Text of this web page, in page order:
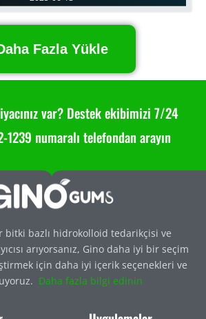
Fazla Yükle
var? Destek ekibimizi 7/24
1239 numaralı telefondan arayın
bitki bazlı hidrokolloid tedarikçisi ve
arıyorsanız, Gino daha iyi bir seçim
için daha iyi içerik seçenekleri ve
Daha fazla bilgi edinin